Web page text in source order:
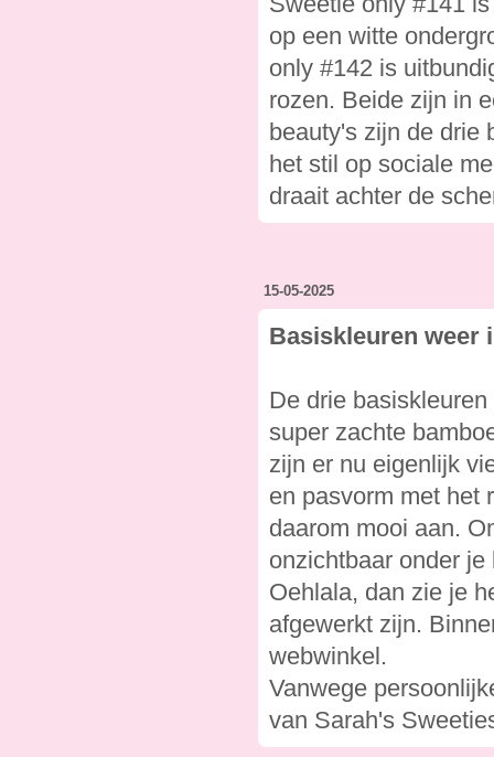
op een witte
only #142 is
rozen. Beide zijn in
beauty's zijn de drie
het stil op sociale
draait achter de
15-05-2025
Basiskleuren weer
De drie
super zachte
zijn er nu eigenlijk
en pasvorm met het
daarom mooi aan.
onzichtbaar onder
Oehlala, dan zie je
afgewerkt zijn.
webwinkel.
Vanwege
van Sarah's